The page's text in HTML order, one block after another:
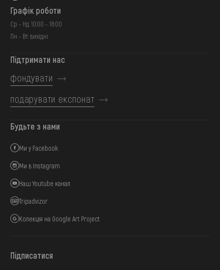
Графік роботи
Ср - Нд: 10:00 - 18:00
Пн - Вт: вихідні
Підтримати нас
фондувати
подарувати експонат
Будьте з нами
Ми у Facebook
Ми в Instagram
Наш Youtube канал
Tripadvizor
Колекція на Google Art Project
Підписатися